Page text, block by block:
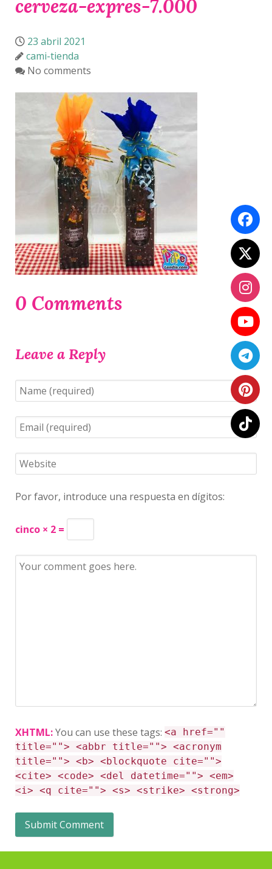
cerveza-expres-7.000
23 abril 2021
cami-tienda
No comments
0 Comments
Leave a Reply
Por favor, introduce una respuesta en dígitos:
cinco × 2 =
XHTML:You can use these tags: <a href=""
title=""> <abbr title=""> <acronym
title=""> <b> <blockquote cite="">
<cite> <code> <del datetime=""> <em>
<i> <q cite=""> <s> <strike> <strong>